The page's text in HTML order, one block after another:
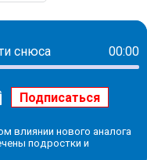
снюса 00:00
влиянии нового аналога
подростки и